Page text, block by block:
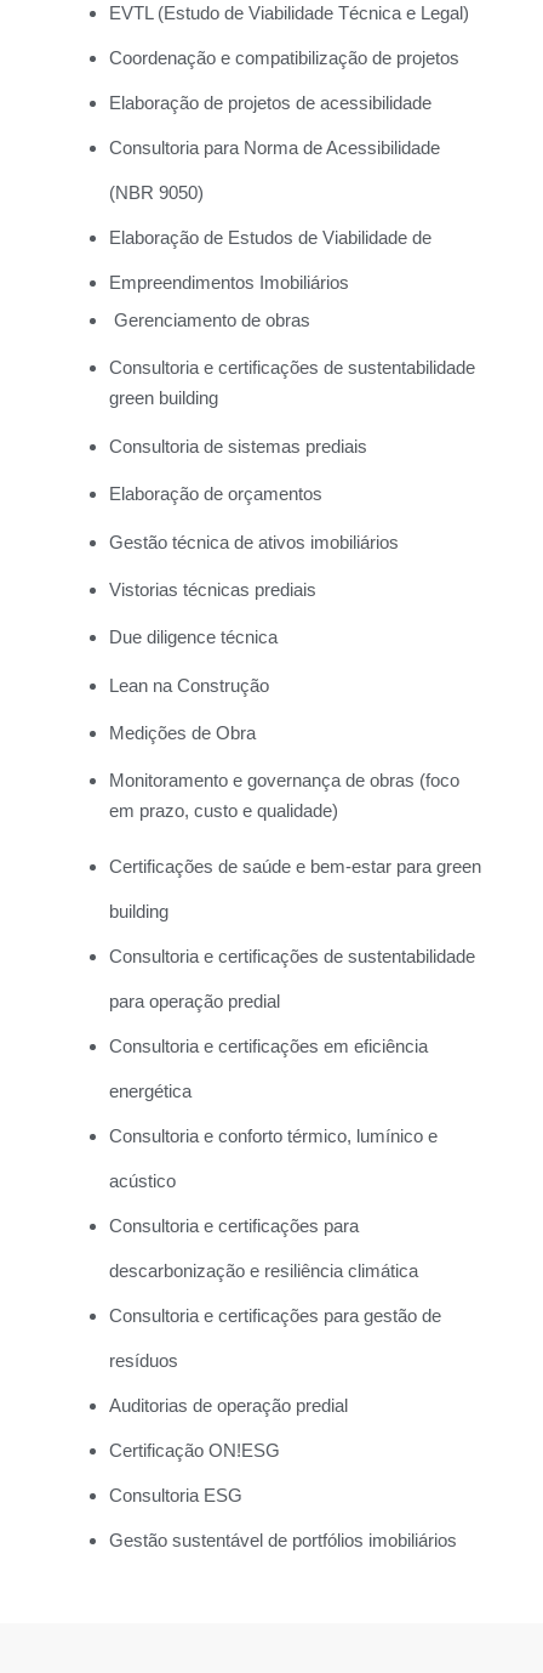
EVTL (Estudo de Viabilidade Técnica e Legal)
Coordenação e compatibilização de projetos
Elaboração de projetos de acessibilidade
Consultoria para Norma de Acessibilidade
(NBR 9050)
Elaboração de Estudos de Viabilidade de
Empreendimentos Imobiliários
Gerenciamento de obras
Consultoria e certificações de sustentabilidade
green building
Consultoria de sistemas prediais
Elaboração de orçamentos
Gestão técnica de ativos imobiliários
Vistorias técnicas prediais
Due diligence técnica
Lean na Construção
Medições de Obra
Monitoramento e governança de obras (foco
em prazo, custo e qualidade)
Certificações de saúde e bem-estar para green
building
Consultoria e certificações de sustentabilidade
para operação predial
Consultoria e certificações em eficiência
energética
Consultoria e conforto térmico, lumínico e
acústico
Consultoria e certificações para
descarbonização e resiliência climática
Consultoria e certificações para gestão de
resíduos
Auditorias de operação predial
Certificação ON!ESG
Consultoria ESG
Gestão sustentável de portfólios imobiliários